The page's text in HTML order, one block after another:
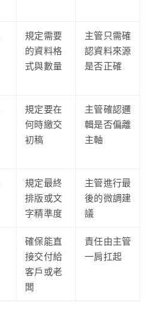
規定需要
的資料格
式與數量
主管只需確
認資料來源
是否正確
規定要在
何時繳交
初稿
主管確認邏
輯是否偏離
主軸
規定最終
排版或文
字精準度
主管進行最
後的微調建
議
確保能直
接交付給
客戶或老
闆
責任由主管
一肩扛起